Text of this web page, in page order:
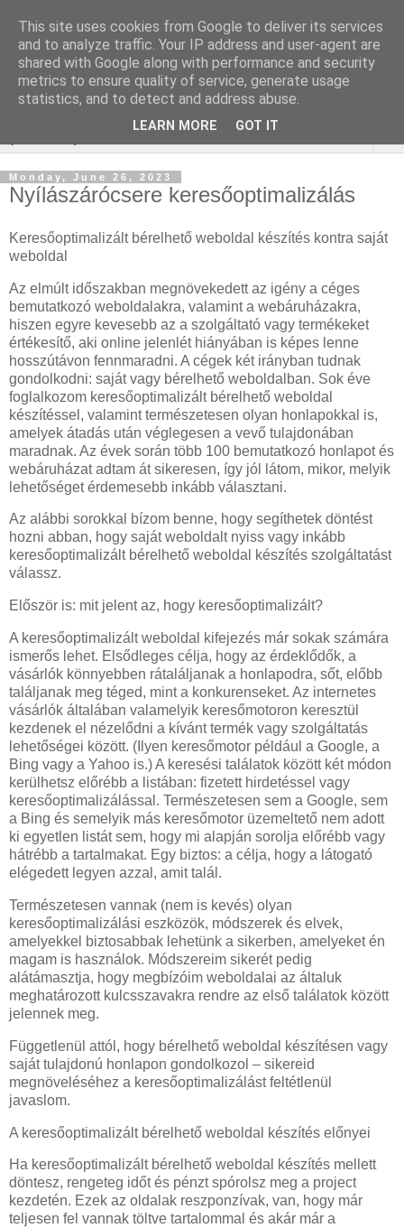
Keresőmarketing :
gurtnicsere
Monday, June 26, 2023
Nyílászárócsere keresőoptimalizálás
Keresőoptimalizált bérelhető weboldal készítés kontra saját
weboldal
Az elmúlt időszakban megnövekedett az igény a céges
bemutatkozó weboldalakra, valamint a webáruházakra,
hiszen egyre kevesebb az a szolgáltató vagy termékeket
értékesítő, aki online jelenlét hiányában is képes lenne
hosszútávon fennmaradni. A cégek két irányban tudnak
gondolkodni: saját vagy bérelhető weboldalban. Sok éve
foglalkozom keresőoptimalizált bérelhető weboldal
készítéssel, valamint természetesen olyan honlapokkal is,
amelyek átadás után véglegesen a vevő tulajdonában
maradnak. Az évek során több 100 bemutatkozó honlapot és
webáruházat adtam át sikeresen, így jól látom, mikor, melyik
lehetőséget érdemesebb inkább választani.
Az alábbi sorokkal bízom benne, hogy segíthetek döntést
hozni abban, hogy saját weboldalt nyiss vagy inkább
keresőoptimalizált bérelhető weboldal készítés szolgáltatást
válassz.
Először is: mit jelent az, hogy keresőoptimalizált?
A keresőoptimalizált weboldal kifejezés már sokak számára
ismerős lehet. Elsődleges célja, hogy az érdeklődők, a
vásárlók könnyebben rátaláljanak a honlapodra, sőt, előbb
találjanak meg téged, mint a konkurenseket. Az internetes
vásárlók általában valamelyik keresőmotoron keresztül
kezdenek el nézelődni a kívánt termék vagy szolgáltatás
lehetőségei között. (Ilyen keresőmotor például a Google, a
Bing vagy a Yahoo is.) A keresési találatok között két módon
kerülhetsz előrébb a listában: fizetett hirdetéssel vagy
keresőoptimalizálással. Természetesen sem a Google, sem
a Bing és semelyik más keresőmotor üzemeltető nem adott
ki egyetlen listát sem, hogy mi alapján sorolja előrébb vagy
hátrébb a tartalmakat. Egy biztos: a célja, hogy a látogató
elégedett legyen azzal, amit talál.
Természetesen vannak (nem is kevés) olyan
keresőoptimalizálási eszközök, módszerek és elvek,
amelyekkel biztosabbak lehetünk a sikerben, amelyeket én
magam is használok. Módszereim sikerét pedig
alátámasztja, hogy megbízóim weboldalai az általuk
meghatározott kulcsszavakra rendre az első találatok között
jelennek meg.
Függetlenül attól, hogy bérelhető weboldal készítésen vagy
saját tulajdonú honlapon gondolkozol – sikereid
megnöveléséhez a keresőoptimalizálást feltétlenül
javaslom.
A keresőoptimalizált bérelhető weboldal készítés előnyei
Ha keresőoptimalizált bérelhető weboldal készítés mellett
döntesz, rengeteg időt és pénzt spórolsz meg a project
kezdetén. Ezek az oldalak reszponzívak, van, hogy már
teljesen fel vannak töltve tartalommal és akár már a
This site uses cookies from Google to deliver its services
and to analyze traffic. Your IP address and user-agent are
shared with Google along with performance and security
metrics to ensure quality of service, generate usage
statistics, and to detect and address abuse.
LEARN MORE GOT IT